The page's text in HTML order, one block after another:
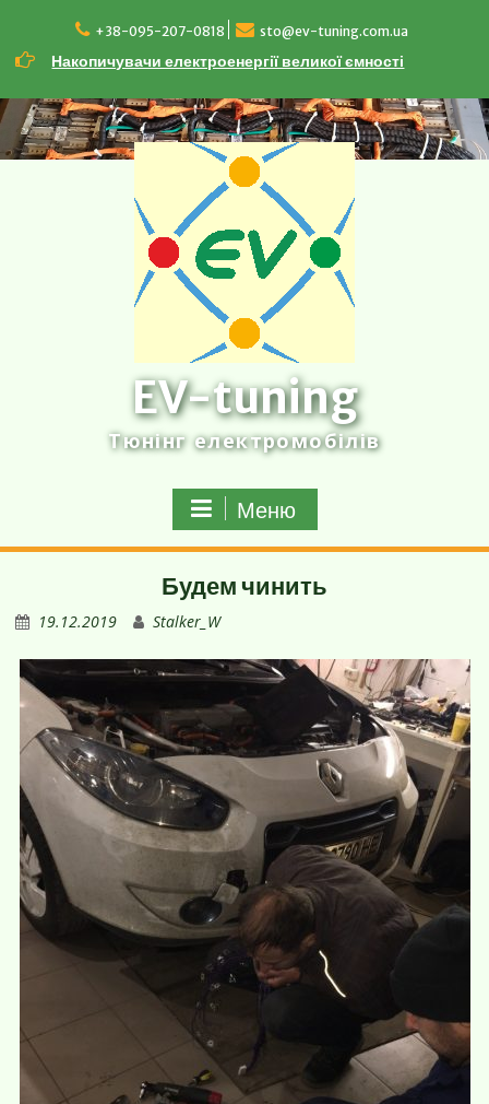
вмісту
+38-095-207-0818 sto@ev-tuning.com.ua
Накопичувачи електроенергії великої ємності
EV-tuning
Тюнінг електромобілів
Меню
Будем чинить
19.12.2019 Stalker_W